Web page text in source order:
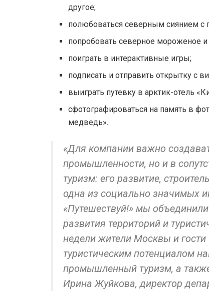
другое;
полюбоваться северным сиянием
попробовать северное мороженое и
поиграть в интерактивные игры;
подписать и отправить открытку с
выиграть путевку в арктик-отель
сфотографироваться на память в
медведь».
«Для компании важно
промышленности, но и в
туризм: его развитие,
одна из социально значимых
«Путешествуй!» мы
развития территорий и
недели жители Москвы и
туристическим потенциалом
промышленный туризм, а
Ирина Жуйкова, директор